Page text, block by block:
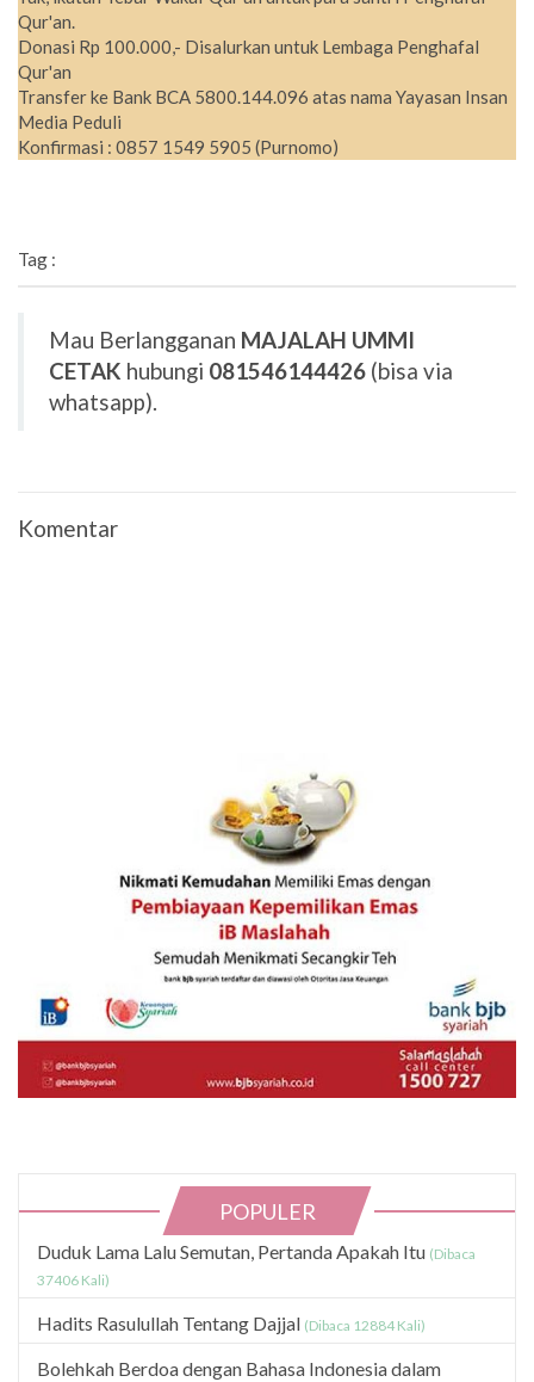
Qur'an.
Donasi Rp 100.000,- Disalurkan untuk Lembaga Penghafal
Qur'an
Transfer ke Bank BCA 5800.144.096 atas nama Yayasan Insan
Media Peduli
Konfirmasi : 0857 1549 5905 (Purnomo)
Tag :
Mau Berlangganan MAJALAH UMMI
CETAK hubungi 081546144426 (bisa via
whatsapp).
Komentar
POPULER
Duduk Lama Lalu Semutan, Pertanda Apakah Itu (Dibaca
37406 Kali)
Hadits Rasulullah Tentang Dajjal (Dibaca 12884 Kali)
Bolehkah Berdoa dengan Bahasa Indonesia dalam